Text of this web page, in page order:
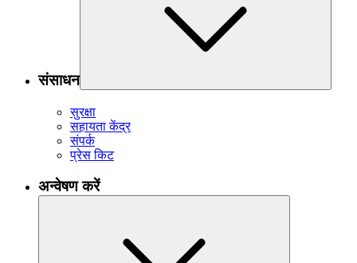
संसाधन
सुरक्षा
सहायता केंद्र
संपर्क
प्रेस किट
अन्वेषण करें